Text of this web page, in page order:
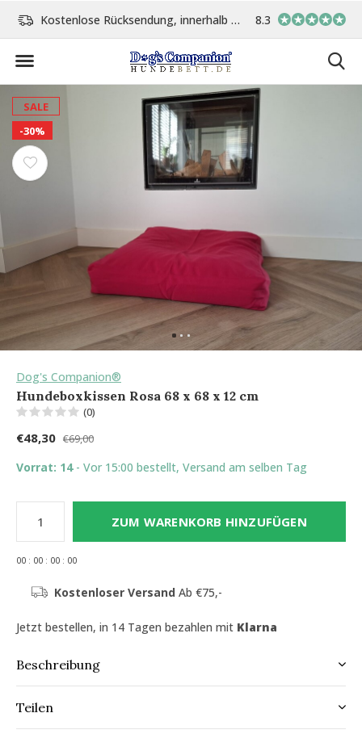
Kostenlose Rücksendung, innerhalb 14 Tage Vor 15:00 Uhr bestellt,
8.3
SALE
-30%
Dog's Companion®
Hundeboxkissen Rosa 68 x 68 x 12 cm
(0)
€48,30 €69,00
Vorrat: 14 - Vor 15:00 bestellt, Versand am selben Tag
ZUM WARENKORB HINZUFÜGEN
00 : 00 : 00 : 00
Kostenloser Versand Ab €75,-
Jetzt bestellen, in 14 Tagen bezahlen mit Klarna
Beschreibung
Teilen